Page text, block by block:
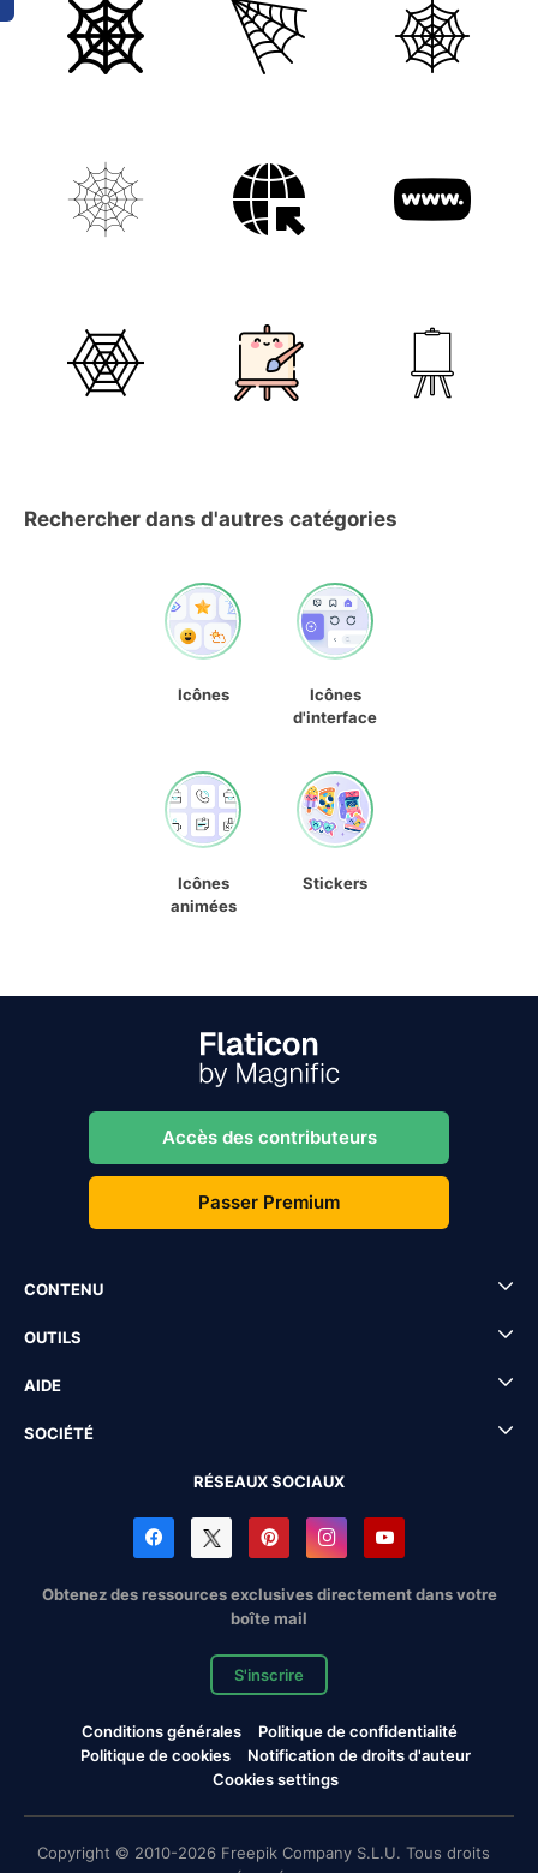
Rechercher dans d'autres catégories
Icônes
Icônes
d'interface
Icônes
animées
Stickers
Accès des contributeurs
Passer Premium
CONTENU
OUTILS
AIDE
SOCIÉTÉ
RÉSEAUX SOCIAUX
Obtenez des ressources exclusives directement dans votre
boîte mail
S'inscrire
Conditions générales
Politique de confidentialité
Politique de cookies
Notification de droits d'auteur
Cookies settings
Copyright © 2010-2026 Freepik Company S.L.U. Tous droits